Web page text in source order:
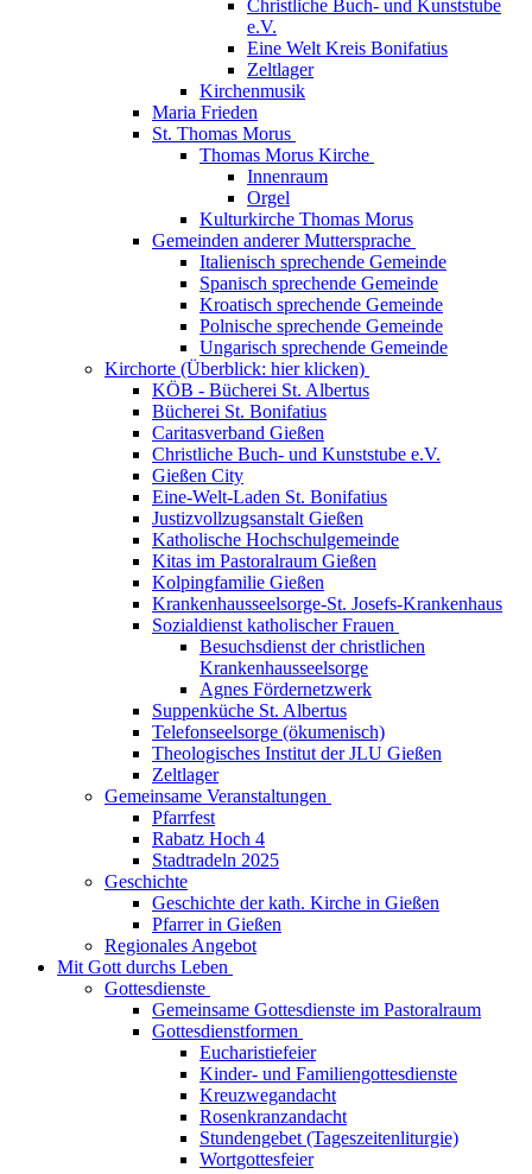
Christliche Buch- und Kunststube
e.V.
Eine Welt Kreis Bonifatius
Zeltlager
Kirchenmusik
Maria Frieden
St. Thomas Morus
Thomas Morus Kirche
Innenraum
Orgel
Kulturkirche Thomas Morus
Gemeinden anderer Muttersprache
Italienisch sprechende Gemeinde
Spanisch sprechende Gemeinde
Kroatisch sprechende Gemeinde
Polnische sprechende Gemeinde
Ungarisch sprechende Gemeinde
Kirchorte (Überblick: hier klicken)
KÖB - Bücherei St. Albertus
Bücherei St. Bonifatius
Caritasverband Gießen
Christliche Buch- und Kunststube e.V.
Gießen City
Eine-Welt-Laden St. Bonifatius
Justizvollzugsanstalt Gießen
Katholische Hochschulgemeinde
Kitas im Pastoralraum Gießen
Kolpingfamilie Gießen
Krankenhausseelsorge-St. Josefs-Krankenhaus
Sozialdienst katholischer Frauen
Besuchsdienst der christlichen
Krankenhausseelsorge
Agnes Fördernetzwerk
Suppenküche St. Albertus
Telefonseelsorge (ökumenisch)
Theologisches Institut der JLU Gießen
Zeltlager
Gemeinsame Veranstaltungen
Pfarrfest
Rabatz Hoch 4
Stadtradeln 2025
Geschichte
Geschichte der kath. Kirche in Gießen
Pfarrer in Gießen
Regionales Angebot
Mit Gott durchs Leben
Gottesdienste
Gemeinsame Gottesdienste im Pastoralraum
Gottesdienstformen
Eucharistiefeier
Kinder- und Familiengottesdienste
Kreuzwegandacht
Rosenkranzandacht
Stundengebet (Tageszeitenliturgie)
Wortgottesfeier